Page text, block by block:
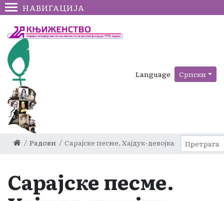
НАВИГАЦИЈА
Language Српски
Радови Сарајске песме. Хајдук-девојка
Сарајске песме.